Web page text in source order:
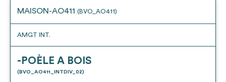
MAISON-AO411 (BVO_AO411)
AMGT INT.
-POÈLE A BOIS
(BVO_AO411_INTDIV_02)